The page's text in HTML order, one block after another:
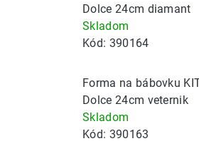
Dolce 24cm diamant
Skladom
Kód: 390164
Forma na bábovku
Dolce 24cm veternik
Skladom
Kód: 390163